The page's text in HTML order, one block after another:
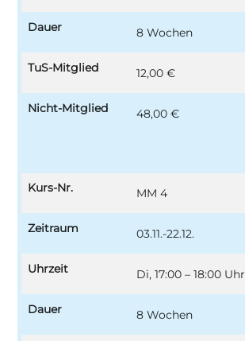
Dauer 8 Wochen
TuS-Mitglied 12,00 €
Nicht-Mitglied 48,00 €
Kurs-Nr. MM 4
Zeitraum 03.11.-22.12.
Uhrzeit Di, 17:00 – 18:00 Uhr
Dauer 8 Wochen